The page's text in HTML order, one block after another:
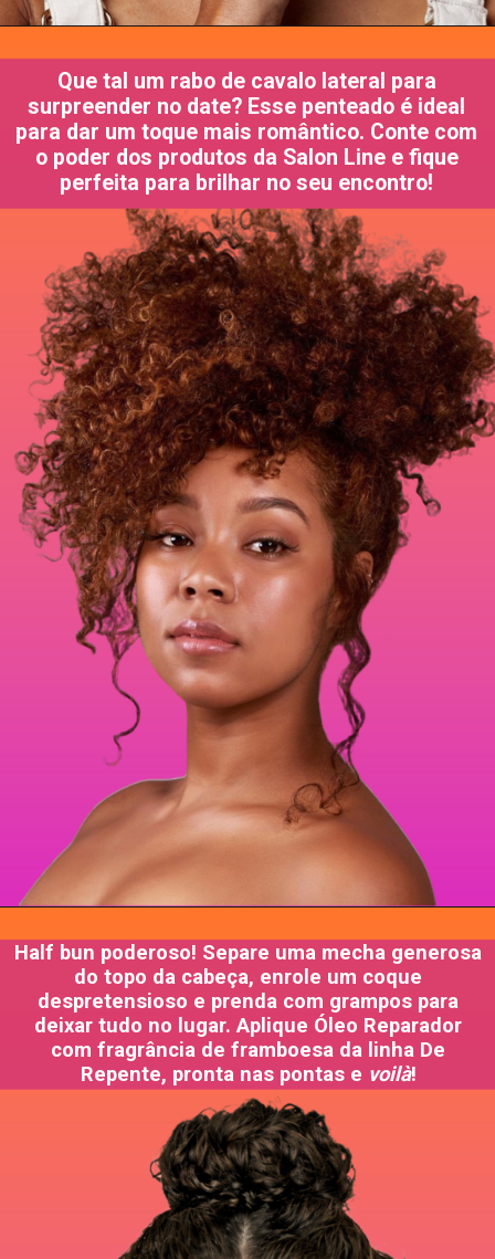
Que tal um rabo de cavalo lateral para
surpreender no date? Esse penteado é ideal
para dar um toque mais romântico. Conte com
o poder dos produtos da Salon Line e fique
perfeita para brilhar no seu encontro!
Half bun poderoso! Separe uma mecha generosa
do topo da cabeça, enrole um coque
despretensioso e prenda com grampos para
deixar tudo no lugar. Aplique Óleo Reparador
com fragrância de framboesa da linha De
Repente, pronta nas pontas e voilà!